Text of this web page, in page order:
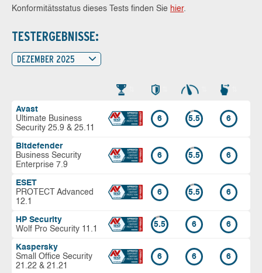
Konformitätsstatus dieses Tests finden Sie hier.
TESTERGEBNISSE:
DEZEMBER 2025
Avast
Ultimate Business
Security 25.9 & 25.11
6 5.5 6
Bitdefender
Business Security
Enterprise 7.9
6 5.5 6
ESET
PROTECT Advanced
12.1
6 5.5 6
HP Security
Wolf Pro Security 11.1
5.5 6 6
Kaspersky
Small Office Security
21.22 & 21.21
6 6 6